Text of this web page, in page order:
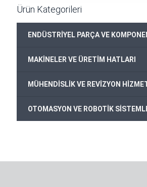
Ürün Kategorileri
ENDÜSTRİYEL PARÇA VE
MAKİNELER VE ÜRETİM HATLARI
MÜHENDİSLİK VE REVİZYON
OTOMASYON VE ROBOTİK